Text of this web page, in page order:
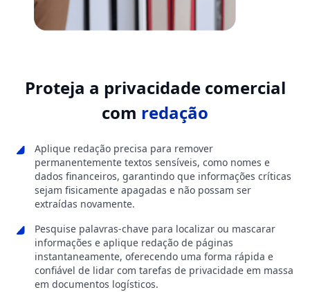
Proteja a privacidade comercial
com redação
Aplique redação precisa para remover
permanentemente textos sensíveis, como nomes e
dados financeiros, garantindo que informações críticas
sejam fisicamente apagadas e não possam ser
extraídas novamente.
Pesquise palavras-chave para localizar ou mascarar
informações e aplique redação de páginas
instantaneamente, oferecendo uma forma rápida e
confiável de lidar com tarefas de privacidade em massa
em documentos logísticos.